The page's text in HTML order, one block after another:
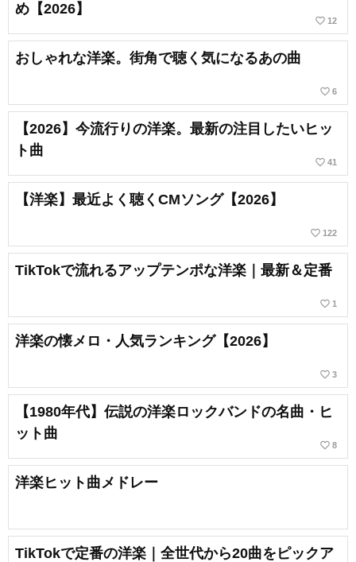
め【2026】
favorite_border 12
おしゃれな洋楽。街角で聴く気になるあの曲
favorite_border 6
【2026】今流行りの洋楽。最新の注目したいヒッ
ト曲
favorite_border 41
【洋楽】最近よく聴くCMソング【2026】
favorite_border 122
TikTokで流れるアップテンポな洋楽｜最新＆定番
favorite_border 1
洋楽の懐メロ・人気ランキング【2026】
favorite_border 3
【1980年代】伝説の洋楽ロックバンドの名曲・ヒ
ット曲
favorite_border 8
洋楽ヒット曲メドレー
TikTokで定番の洋楽｜全世代から20曲をピックア